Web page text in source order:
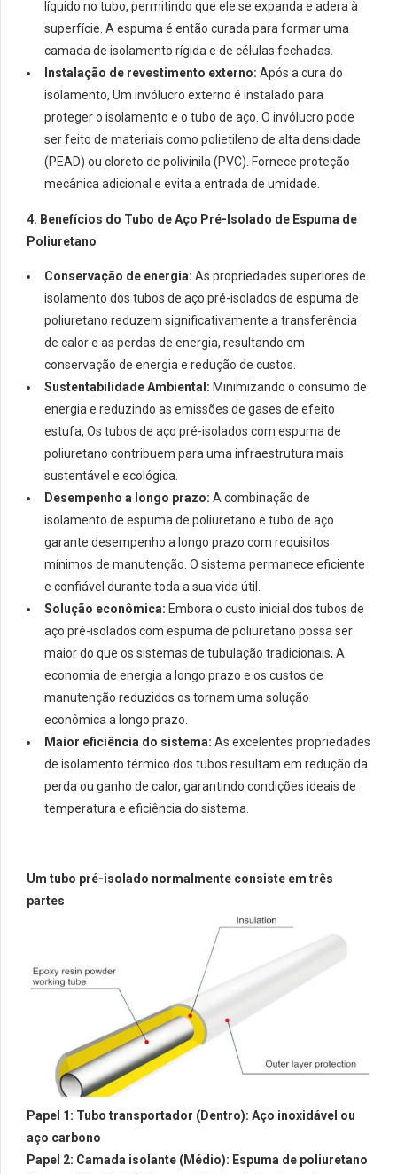
líquido no tubo, permitindo que ele se expanda e adera à
superfície. A espuma é então curada para formar uma
camada de isolamento rígida e de células fechadas.
Instalação de revestimento externo: Após a cura do
isolamento, Um invólucro externo é instalado para
proteger o isolamento e o tubo de aço. O invólucro pode
ser feito de materiais como polietileno de alta densidade
(PEAD) ou cloreto de polivinila (PVC). Fornece proteção
mecânica adicional e evita a entrada de umidade.
4. Benefícios do Tubo de Aço Pré-Isolado de Espuma de
Poliuretano
Conservação de energia: As propriedades superiores de
isolamento dos tubos de aço pré-isolados de espuma de
poliuretano reduzem significativamente a transferência
de calor e as perdas de energia, resultando em
conservação de energia e redução de custos.
Sustentabilidade Ambiental: Minimizando o consumo de
energia e reduzindo as emissões de gases de efeito
estufa, Os tubos de aço pré-isolados com espuma de
poliuretano contribuem para uma infraestrutura mais
sustentável e ecológica.
Desempenho a longo prazo: A combinação de
isolamento de espuma de poliuretano e tubo de aço
garante desempenho a longo prazo com requisitos
mínimos de manutenção. O sistema permanece eficiente
e confiável durante toda a sua vida útil.
Solução econômica: Embora o custo inicial dos tubos de
aço pré-isolados com espuma de poliuretano possa ser
maior do que os sistemas de tubulação tradicionais, A
economia de energia a longo prazo e os custos de
manutenção reduzidos os tornam uma solução
econômica a longo prazo.
Maior eficiência do sistema: As excelentes propriedades
de isolamento térmico dos tubos resultam em redução da
perda ou ganho de calor, garantindo condições ideais de
temperatura e eficiência do sistema.
Um tubo pré-isolado normalmente consiste em três
partes
Papel 1: Tubo transportador (Dentro): Aço inoxidável ou
aço carbono
Papel 2: Camada isolante (Médio): Espuma de poliuretano